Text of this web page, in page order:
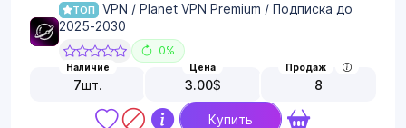
ТОП
VPN / Planet VPN Premium / Подписка до
2025-2030
0%
Наличие
7шт.
Цена
3.00$
Продаж
8
Купить